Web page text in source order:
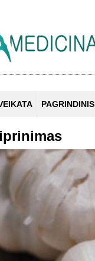
PAGRINDINIS